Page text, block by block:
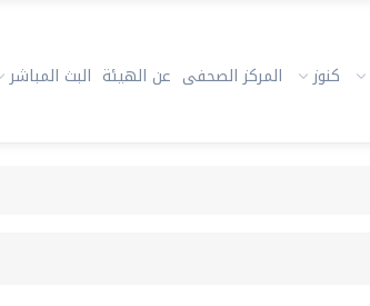
كنوز المركز الصحفى عن الهيئة البث المباشر